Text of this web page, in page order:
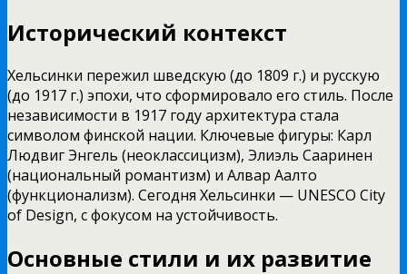
Исторический контекст
Хельсинки пережил шведскую (до 1809 г.) и русскую
(до 1917 г.) эпохи, что сформировало его стиль. После
независимости в 1917 году архитектура стала
символом финской нации. Ключевые фигуры: Карл
Людвиг Энгель (неоклассицизм), Элиэль Сааринен
(национальный романтизм) и Алвар Аалто
(функционализм). Сегодня Хельсинки — UNESCO City
of Design, с фокусом на устойчивость.
Основные стили и их развитие